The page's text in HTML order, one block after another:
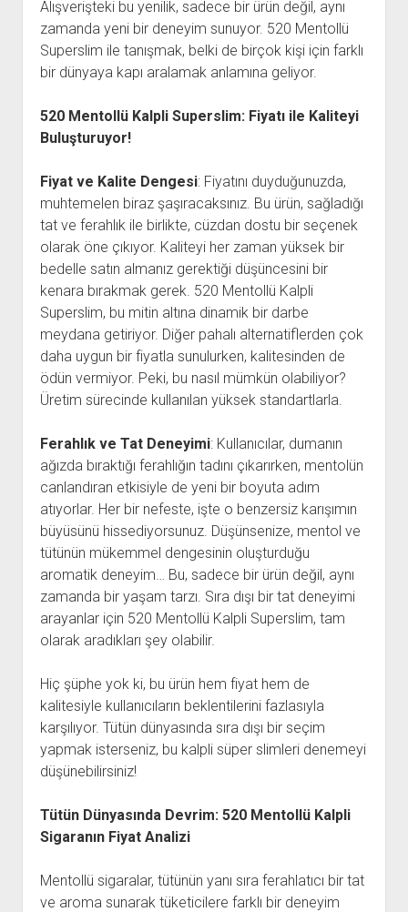
Alışverişteki bu yenilik, sadece bir ürün değil, aynı
zamanda yeni bir deneyim sunuyor. 520 Mentollü
Superslim ile tanışmak, belki de birçok kişi için farklı
bir dünyaya kapı aralamak anlamına geliyor.
520 Mentollü Kalpli Superslim: Fiyatı ile Kaliteyi
Buluşturuyor!
Fiyat ve Kalite Dengesi: Fiyatını duyduğunuzda,
muhtemelen biraz şaşıracaksınız. Bu ürün, sağladığı
tat ve ferahlık ile birlikte, cüzdan dostu bir seçenek
olarak öne çıkıyor. Kaliteyi her zaman yüksek bir
bedelle satın almanız gerektiği düşüncesini bir
kenara bırakmak gerek. 520 Mentollü Kalpli
Superslim, bu mitin altına dinamik bir darbe
meydana getiriyor. Diğer pahalı alternatiflerden çok
daha uygun bir fiyatla sunulurken, kalitesinden de
ödün vermiyor. Peki, bu nasıl mümkün olabiliyor?
Üretim sürecinde kullanılan yüksek standartlarla.
Ferahlık ve Tat Deneyimi: Kullanıcılar, dumanın
ağızda bıraktığı ferahlığın tadını çıkarırken, mentolün
canlandıran etkisiyle de yeni bir boyuta adım
atıyorlar. Her bir nefeste, işte o benzersiz karışımın
büyüsünü hissediyorsunuz. Düşünsenize, mentol ve
tütünün mükemmel dengesinin oluşturduğu
aromatik deneyim… Bu, sadece bir ürün değil, aynı
zamanda bir yaşam tarzı. Sıra dışı bir tat deneyimi
arayanlar için 520 Mentollü Kalpli Superslim, tam
olarak aradıkları şey olabilir.
Hiç şüphe yok ki, bu ürün hem fiyat hem de
kalitesiyle kullanıcıların beklentilerini fazlasıyla
karşılıyor. Tütün dünyasında sıra dışı bir seçim
yapmak isterseniz, bu kalpli süper slimleri denemeyi
düşünebilirsiniz!
Tütün Dünyasında Devrim: 520 Mentollü Kalpli
Sigaranın Fiyat Analizi
Mentollü sigaralar, tütünün yanı sıra ferahlatıcı bir tat
ve aroma sunarak tüketicilere farklı bir deneyim